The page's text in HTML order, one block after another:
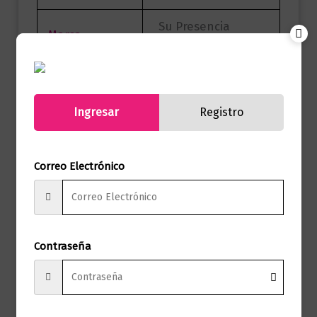
Marca
Su Presencia
Autor Andrés Corson
Formato
No hay valoraciones aún.
Ingresar Registro
Correo Electrónico
Contraseña